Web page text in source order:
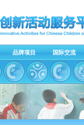
品牌项目 国际交流